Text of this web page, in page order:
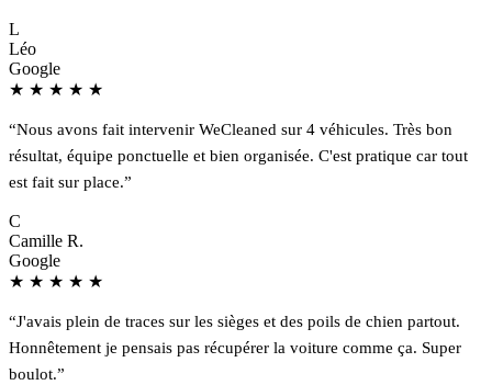
L
Léo
Google
★ ★ ★ ★ ★
“Nous avons fait intervenir WeCleaned sur 4 véhicules. Très bon
résultat, équipe ponctuelle et bien organisée. C'est pratique car tout
est fait sur place.”
C
Camille R.
Google
★ ★ ★ ★ ★
“J'avais plein de traces sur les sièges et des poils de chien partout.
Honnêtement je pensais pas récupérer la voiture comme ça. Super
boulot.”